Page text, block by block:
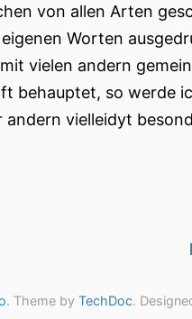
von allen Arten
Worten
vielen andern
behauptet, so werde
vielleidyt
. Theme by TechDoc.